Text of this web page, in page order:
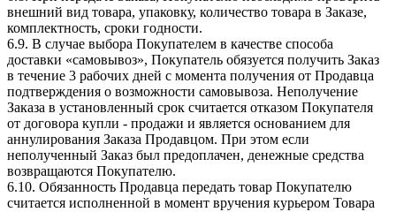
внешний вид товара, упаковку, количество товара в Заказе,
комплектность, сроки годности.
6.9. В случае выбора Покупателем в качестве способа
доставки «самовывоз», Покупатель обязуется получить Заказ
в течение 3 рабочих дней с момента получения от Продавца
подтверждения о возможности самовывоза. Неполучение
Заказа в установленный срок считается отказом Покупателя
от договора купли - продажи и является основанием для
аннулирования Заказа Продавцом. При этом если
неполученный Заказ был предоплачен, денежные средства
возвращаются Покупателю.
6.10. Обязанность Продавца передать товар Покупателю
считается исполненной в момент вручения курьером Товара